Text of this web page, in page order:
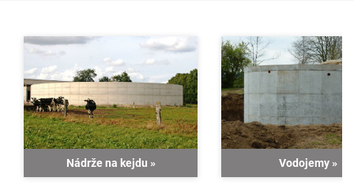
Nádrže na kejdu » Vodojemy »